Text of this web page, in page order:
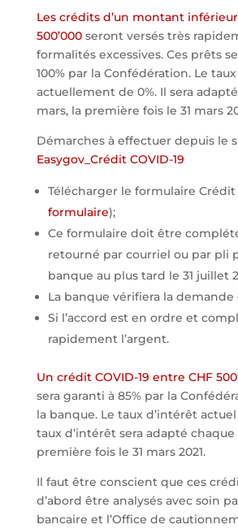
Les crédits d’un montant
500’000seront versés très
formalités excessives. Ces prêts
100% par la Confédération. Le
actuellement de 0%. Il sera
mars, la première fois le 31 mars
Démarches à effectuer depuis le
Easygov_Crédit COVID-19
Télécharger le formulaire Crédit
formulaire);
Ce formulaire doit être
retourné par courriel ou par pli
banque au plus tard le 31 juillet
La banque vérifiera la demande
Si l’accord est en ordre et
rapidement l’argent.
Un crédit COVID-19 entre CHF
sera garanti à 85% par la
la banque. Le taux d’intérêt actuel
taux d’intérêt sera adapté chaque
première fois le 31 mars 2021.
Il faut être conscient que ces
d’abord être analysés avec soin
bancaire et l’Office de